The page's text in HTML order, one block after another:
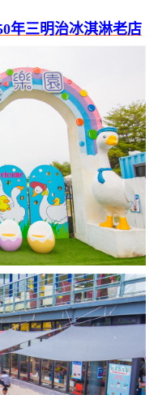
年三明治冰淇淋老店